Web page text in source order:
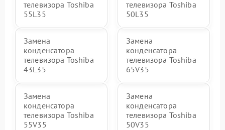
телевизора Toshiba
55L35
телевизора Toshiba
50L35
Замена
конденсатора
телевизора Toshiba
43L35
Замена
конденсатора
телевизора Toshiba
65V35
Замена
конденсатора
телевизора Toshiba
55V35
Замена
конденсатора
телевизора Toshiba
50V35